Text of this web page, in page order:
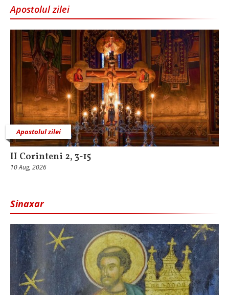
Apostolul zilei
Apostolul zilei
II Corinteni 2, 3-15
10 Aug, 2026
Sinaxar